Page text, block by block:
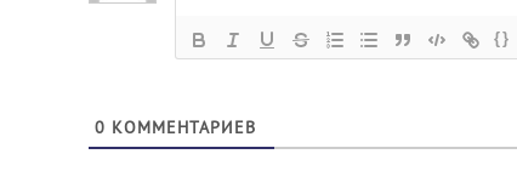
{}
0 КОММЕНТАРИЕВ